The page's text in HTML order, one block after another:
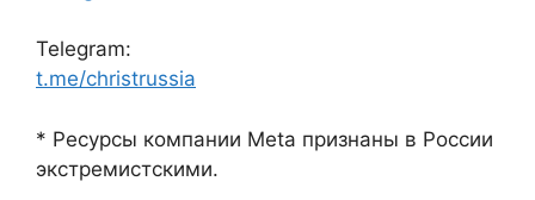
Telegram:
t.me/christrussia
* Ресурсы компании Meta признаны в России
экстремистскими.